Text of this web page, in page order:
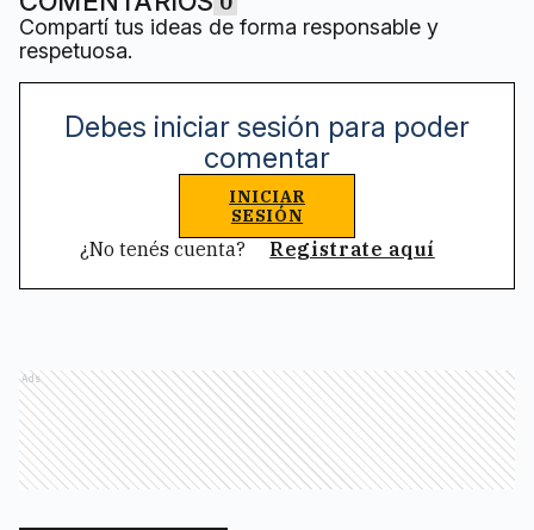
Compartí tus ideas de forma responsable y
respetuosa.
Debes iniciar sesión para poder
comentar
INICIAR
SESIÓN
¿No tenés cuenta? Registrate aquí
Ads